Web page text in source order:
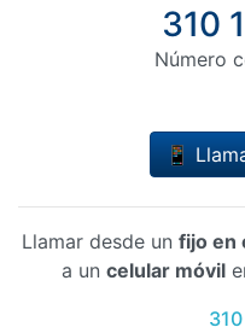
310
Número
📱
Llamar desde un fijo en
a un celular móvil